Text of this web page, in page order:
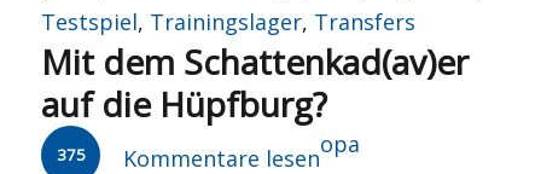
am
Testspiel, Trainingslager, Transfers
Mit dem Schattenkad(av)er
auf die Hüpfburg?
375 Kommentare lesen
Autor
opa